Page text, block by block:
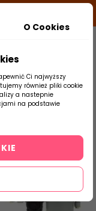
Szukaj
produktu
Baterie
O Cookies
Ci najwyższy
również pliki cookie
a nastepnie
na podstawie